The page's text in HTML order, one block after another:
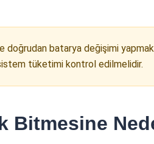
doğrudan batarya değişimi
tüketimi kontrol edilmelidir.
Bitmesine